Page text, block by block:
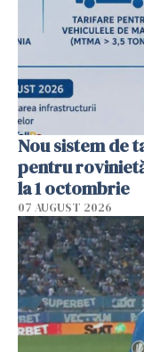
Nou sistem de
pentru
la 1 octombrie
07 AUGUST 2026